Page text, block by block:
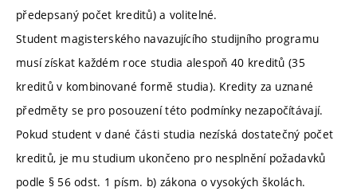
předepsaný počet kreditů) a volitelné.
Student magisterského navazujícího studijního programu
musí získat každém roce studia alespoň 40 kreditů (35
kreditů v kombinované formě studia). Kredity za uznané
předměty se pro posouzení této podmínky nezapočítávají.
Pokud student v dané části studia nezíská dostatečný počet
kreditů, je mu studium ukončeno pro nesplnění požadavků
podle § 56 odst. 1 písm. b) zákona o vysokých školách.